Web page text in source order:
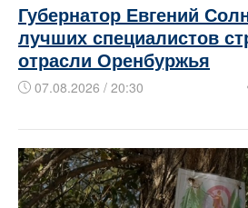
Губернатор Евгений
лучших специалистов
отрасли Оренбуржья
07.08.2026 / 20:30